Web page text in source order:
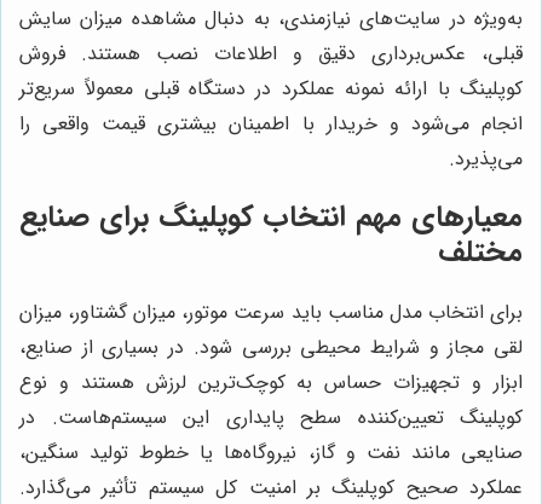
به‌ویژه در سایت‌های نیازمندی، به دنبال مشاهده میزان سایش
قبلی، عکس‌برداری دقیق و اطلاعات نصب هستند. فروش
کوپلینگ با ارائه نمونه عملکرد در دستگاه قبلی معمولاً سریع‌تر
انجام می‌شود و خریدار با اطمینان بیشتری قیمت واقعی را
می‌پذیرد.
معیارهای مهم انتخاب کوپلینگ برای صنایع
مختلف
برای انتخاب مدل مناسب باید سرعت موتور، میزان گشتاور، میزان
لقی مجاز و شرایط محیطی بررسی شود. در بسیاری از صنایع،
ابزار و تجهیزات حساس به کوچک‌ترین لرزش هستند و نوع
کوپلینگ تعیین‌کننده سطح پایداری این سیستم‌هاست. در
صنایعی مانند نفت و گاز، نیروگاه‌ها یا خطوط تولید سنگین،
عملکرد صحیح کوپلینگ بر امنیت کل سیستم تأثیر می‌گذارد.